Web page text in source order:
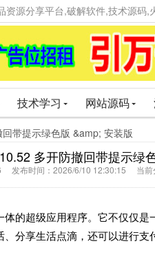
源分享平台,破解软件,技术源码,
技术学习 网站源码
带提示绿色版 &amp; 安装版
多开防撤回带提示绿
发布时间：2026/6/10 12:30:15 当前
的超级应用程序。它不仅仅
分享生活点滴，还可以进行